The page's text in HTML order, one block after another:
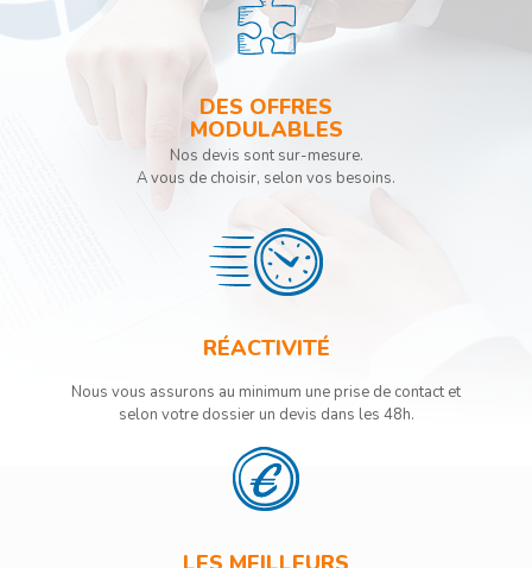
DES OFFRES
MODULABLES
Nos devis sont sur-mesure.
A vous de choisir, selon vos besoins.
RÉACTIVITÉ
Nous vous assurons au minimum une prise de contact et
selon votre dossier un devis dans les 48h.